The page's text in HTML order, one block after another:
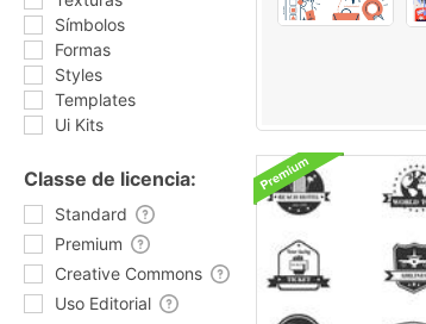
Símbolos
Formas
Styles
Templates
Ui Kits
Classe de licencia:
Standard
Premium
Creative Commons
Uso Editorial